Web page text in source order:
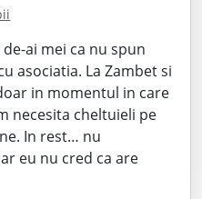
ai mei ca nu spun
asociatia. La Zambet si
in momentul in care
necesita cheltuieli pe
In rest… nu
eu nu cred ca are